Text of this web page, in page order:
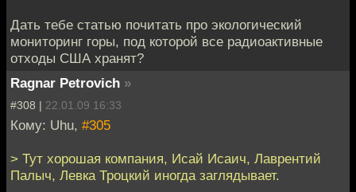
Дать тебе статью почитать про экологический
мониторинг горы, под которой все радиоактивные
отходы США хранят?
Ragnar Petrovich »
#308 | 22.01.09 16:33
Кому: Uhu, #305
> Тут хорошая компания, Исай Исаич, Лаврентий
Палыч, Левка Троцкий иногда заглядывает.